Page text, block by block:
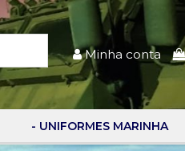
Minha conta
- UNIFORMES MARINHA